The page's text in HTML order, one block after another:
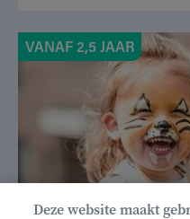
VANAF 2,5 JAAR
Deze website maakt